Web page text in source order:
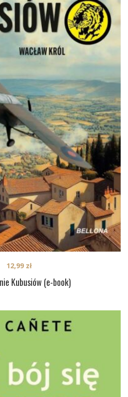
Kubusiów (e-book)
12,99 zł